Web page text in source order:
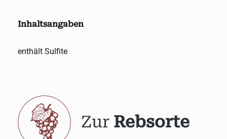
Inhaltsangaben
enthält Sulfite
Zur Rebsorte